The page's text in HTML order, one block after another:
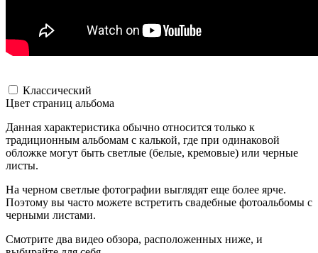
Классический
Цвет страниц альбома
Данная характеристика обычно относится только к
традиционным альбомам с калькой, где при одинаковой
обложке могут быть светлые (белые, кремовые) или черные
листы.
На черном светлые фотографии выглядят еще более ярче.
Поэтому вы часто можете встретить свадебные фотоальбомы с
черными листами.
Смотрите два видео обзора, расположенных ниже, и